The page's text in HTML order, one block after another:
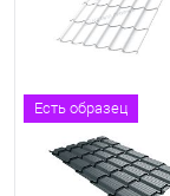
Есть образец